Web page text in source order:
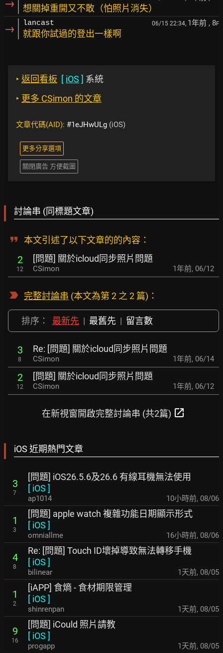
→ 想關掉重開又不敢（怕照片消失）
→ lancast 06/15 22:34, 1年前 , 8F
就跟你試過的登出一樣啊
‣ 返回看板 [ iOS ] 系統
‣ 更多 CSimon 的文章
文章代碼(AID): #1eJHwULg (iOS)
更多分享選項
關閉廣告 方便截圖
討論串 (同標題文章)
本文引述了以下文章的的內容：
2
12
[問題] 關於icloud同步照片問題
CSimon 1年前, 06/12
完整討論串 (本文為第 2 之 2 篇)：
排序： 最新先 | 最舊先 | 留言數
3
8
Re: [問題] 關於icloud同步照片問題
CSimon 1年前, 06/14
2
12
[問題] 關於icloud同步照片問題
CSimon 1年前, 06/12
在新視窗開啟完整討論串 (共2篇) open_in_new
iOS 近期熱門文章
3
7
[問題] iOS26.5.6及26.6 有線耳機無法使用
[ iOS ]
ap1014 10小時前, 08/06
1
3
[問題] apple watch 複雜功能日期顯示形式
[ iOS ]
omniallme 16小時前, 08/06
4
8
Re: [問題] Touch ID壞掉導致無法轉移手機
[ iOS ]
bilinear 1天前, 08/05
1
2
[iAPP] 食熵 - 食材期限管理
[ iOS ]
shinrenpan 1天前, 08/05
9
16
[問題] iCould 照片請教
[ iOS ]
progapp 1天前, 08/05